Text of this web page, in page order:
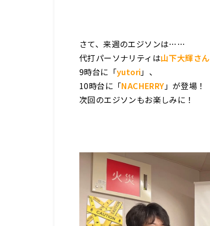
さて、来週のエジソンは……
代打パーソナリティは山下大輝さん
9時台に「yutori」、
10時台に「NACHERRY 」が登場！
次回のエジソンもお楽しみに！